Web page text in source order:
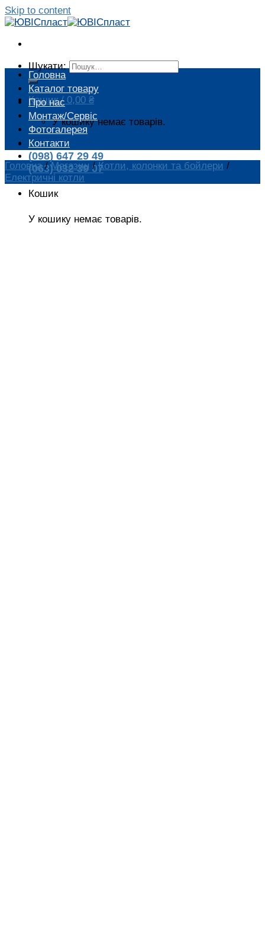
Skip to content
Шукати:
Кошик / 0,00 ₴
У кошику немає товарів.
(098) 647 29 49
(063) 032 39 07
Кошик
У кошику немає товарів.
Головна
Каталог товару
Про нас
Монтаж/Сервіс
Фотогалерея
Контакти
Головна / Магазин / Котли, колонки та бойлери /
Електричні котли